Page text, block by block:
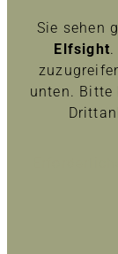
Sie sehen
Elfsight
unten. Bitte